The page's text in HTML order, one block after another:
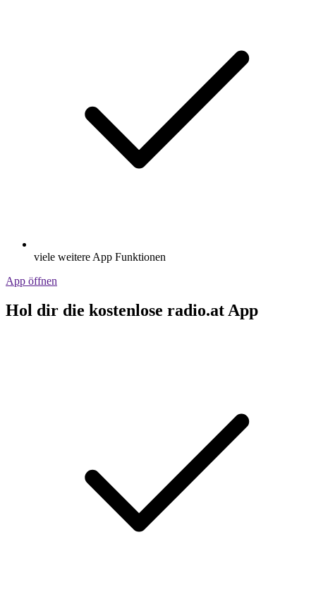
viele weitere App Funktionen
App öffnen
Hol dir die kostenlose radio.at App